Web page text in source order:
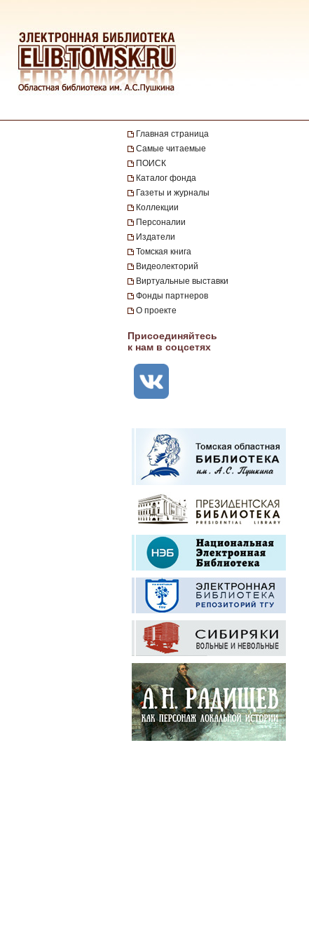
Главная страница
Самые читаемые
ПОИСК
Каталог фонда
Газеты и журналы
Коллекции
Персоналии
Издатели
Томская книга
Видеолекторий
Виртуальные выставки
Фонды партнеров
О проекте
Присоединяйтесь
к нам в соцсетях